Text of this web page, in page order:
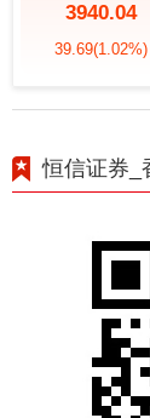
3940.04
39.69(1.02%)
恒信证券_